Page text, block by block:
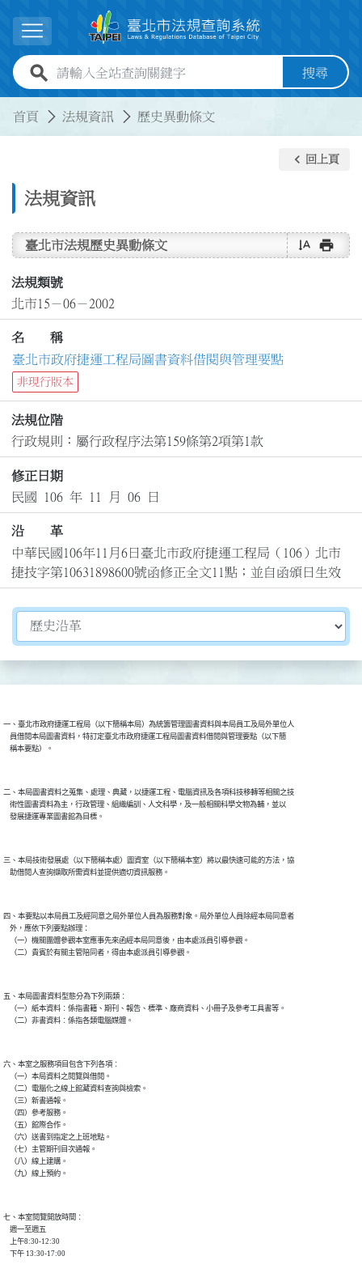
展開選單
全站查詢關鍵字欄位 搜尋
首頁 法規資訊 歷史異動條文
法規資訊
keyboard_arrow_left 回上頁
臺北市法規歷史異動條文 text_rotate_vertical print
法規類號
北市15－06－2002
名 稱
臺北市政府捷運工程局圖書資料借閱與管理要點
非現行版本
法規位階
行政規則：屬行政程序法第159條第2項第1款
修正日期
民國 106 年 11 月 06 日
沿 革
中華民國106年11月6日臺北市政府捷運工程局（106）北市
捷技字第10631898600號函修正全文11點；並自函頒日生效
切換選擇法規資訊內容
一、臺北市政府捷運工程局（以下簡稱本局）為統籌管理圖書資料與本局員工及局外單位人
    員借閱本局圖書資料，特訂定臺北市政府捷運工程局圖書資料借閱與管理要點（以下簡
二、本局圖書資料之蒐集、處理、典藏，以捷運工程、電腦資訊及各項科技移轉等相關之技
    術性圖書資料為主，行政管理、組織編訓、人文科學，及一般相關科學文物為輔，並以
三、本局技術發展處（以下簡稱本處）圖資室（以下簡稱本室）將以最快速可能的方法，協
四、本要點以本局員工及經同意之局外單位人員為服務對象。局外單位人員除經本局同意者
    外，應依下列要點辦理：
    （一）機關團體參觀本室應事先來函經本局同意後，由本處派員引導參觀。
五、本局圖書資料型態分為下列兩類︰
    （一）紙本資料︰係指書籍、期刊、報告、標準、廠商資料、小冊子及參考工具書等。
六、本室之服務項目包含下列各項︰
    （一）本局資料之閱覽與借閱。
    （二）電腦化之線上館藏資料查詢與檢索。
    （三）新書通報。
    （四）參考服務。
    （五）館際合作。
    （六）送書到指定之上班地點。
    （七）主管期刊目次通報。
    （八）線上建購。
七、本室閱覽開放時間︰
    週一至週五
    上午8:30-12:30